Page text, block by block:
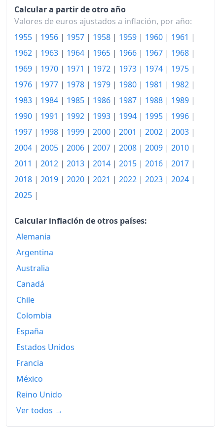
2006
150.75
2007
154.45
2008
158.45
2009
157.12
2010
159.33
2011
165.15
2012
169.73
170.19
2014
169.72
2015
2016
171.59
2017
2018
2020
2021
2022
2023
2024
2025
Calcular a partir de otro año
Valores de euros ajustados a inflación, por año:
1955 | 1956 | 1957 | 1958 | 1959 | 1960 | 1961 |
1962 | 1963 | 1964 | 1965 | 1966 | 1967 | 1968 |
1969 | 1970 | 1971 | 1972 | 1973 | 1974 | 1975 |
1976 | 1977 | 1978 | 1979 | 1980 | 1981 | 1982 |
1983 | 1984 | 1985 | 1986 | 1987 | 1988 | 1989 |
1990 | 1991 | 1992 | 1993 | 1994 | 1995 | 1996 |
1997 | 1998 | 1999 | 2000 | 2001 | 2002 | 2003 |
2004 | 2005 | 2006 | 2007 | 2008 | 2009 | 2010 |
2011 | 2012 | 2013 | 2014 | 2015 | 2016 | 2017 |
2018 | 2019 | 2020 | 2021 | 2022 | 2023 | 2024 |
2025 |
Calcular inflación de otros países:
Alemania
Argentina
Australia
Canadá
Chile
Colombia
España
Estados Unidos
Francia
México
Reino Unido
Ver todos →